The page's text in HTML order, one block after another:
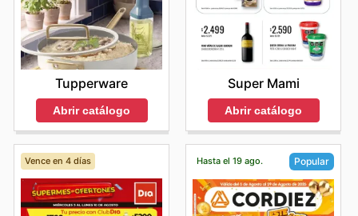
Tupperware
Abrir catálogo
Super Mami
Abrir catálogo
Vence en 4 días Hasta el 19 ago. Popular